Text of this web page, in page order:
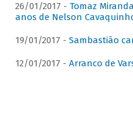
26/01/2017 - Tomaz
anos de Nelson
19/01/2017 - Sambastião
12/01/2017 - Arranco de